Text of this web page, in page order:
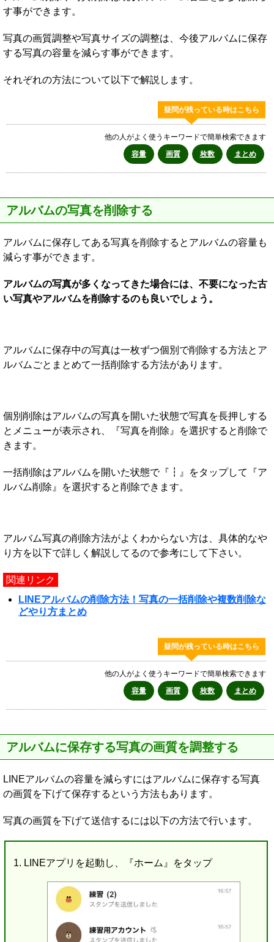
す事ができます。
写真の画質調整や写真サイズの調整は、今後アルバムに保存
する写真の容量を減らす事ができます。
それぞれの方法について以下で解説します。
疑問が残っている時はこちら
他の人がよく使うキーワードで簡単検索できます
容量
画質 枚数 まとめ
アルバムの写真を削除する
アルバムに保存してある写真を削除するとアルバムの容量も
減らす事ができます。
アルバムの写真が多くなってきた場合には、不要になった古
い写真やアルバムを削除するのも良いでしょう。
アルバムに保存中の写真は一枚ずつ個別で削除する方法とア
ルバムごとまとめて一括削除する方法があります。
個別削除はアルバムの写真を開いた状態で写真を長押しする
とメニューが表示され、『写真を削除』を選択すると削除で
きます。
一括削除はアルバムを開いた状態で『┇』をタップして『ア
ルバム削除』を選択すると削除できます。
アルバム写真の削除方法がよくわからない方は、具体的なや
り方を以下で詳しく解説してるので参考にして下さい。
関連リンク
LINEアルバムの削除方法！写真の一括削除や複数削除な
どやり方まとめ
疑問が残っている時はこちら
他の人がよく使うキーワードで簡単検索できます
容量
画質 枚数 まとめ
アルバムに保存する写真の画質を調整する
LINEアルバムの容量を減らすにはアルバムに保存する写真
の画質を下げて保存するという方法もあります。
写真の画質を下げて送信するには以下の方法で行います。
LINEアプリを起動し、『ホーム』をタップ